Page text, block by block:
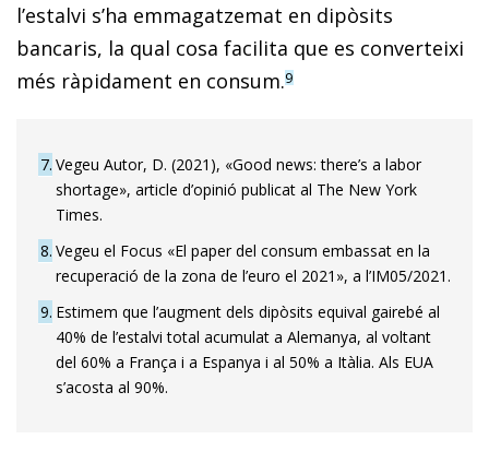
l’estalvi s’ha emmagatzemat en dipòsits
bancaris, la qual cosa facilita que es converteixi
més ràpidament en consum.9
7 Vegeu Autor, D. (2021), «Good news: there’s a labor
shortage», article d’opinió publicat al The New York
Times.
8 Vegeu el Focus «El paper del consum embassat en la
recuperació de la zona de l’euro el 2021», a l’IM05/2021.
9 Estimem que l’augment dels dipòsits equival gairebé al
40% de l’estalvi total acumulat a Alemanya, al voltant
del 60% a França i a Espanya i al 50% a Itàlia. Als EUA
s’acosta al 90%.